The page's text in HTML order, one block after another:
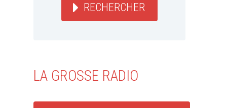
RECHERCHER
LA GROSSE RADIO